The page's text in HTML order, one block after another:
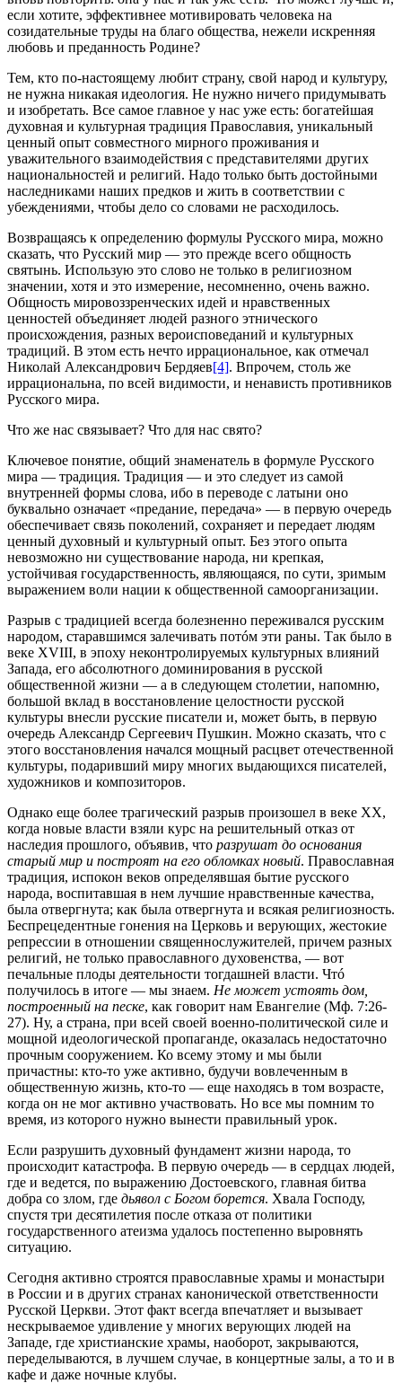
если хотите, эффективнее мотивировать человека на
созидательные труды на благо общества, нежели искренняя
любовь и преданность Родине?
Тем, кто по-настоящему любит страну, свой народ и культуру,
не нужна никакая идеология. Не нужно ничего придумывать
и изобретать. Все самое главное у нас уже есть: богатейшая
духовная и культурная традиция Православия, уникальный
ценный опыт совместного мирного проживания и
уважительного взаимодействия с представителями других
национальностей и религий. Надо только быть достойными
наследниками наших предков и жить в соответствии с
убеждениями, чтобы дело со словами не расходилось.
Возвращаясь к определению формулы Русского мира, можно
сказать, что Русский мир — это прежде всего общность
святынь. Использую это слово не только в религиозном
значении, хотя и это измерение, несомненно, очень важно.
Общность мировоззренческих идей и нравственных
ценностей объединяет людей разного этнического
происхождения, разных вероисповеданий и культурных
традиций. В этом есть нечто иррациональное, как отмечал
Николай Александрович Бердяев[4]. Впрочем, столь же
иррациональна, по всей видимости, и ненависть противников
Русского мира.
Что же нас связывает? Что для нас свято?
Ключевое понятие, общий знаменатель в формуле Русского
мира — традиция. Традиция — и это следует из самой
внутренней формы слова, ибо в переводе с латыни оно
буквально означает «предание, передача» — в первую очередь
обеспечивает связь поколений, сохраняет и передает людям
ценный духовный и культурный опыт. Без этого опыта
невозможно ни существование народа, ни крепкая,
устойчивая государственность, являющаяся, по сути, зримым
выражением воли нации к общественной самоорганизации.
Разрыв с традицией всегда болезненно переживался русским
народом, старавшимся залечивать потóм эти раны. Так было в
веке XVIII, в эпоху неконтролируемых культурных влияний
Запада, его абсолютного доминирования в русской
общественной жизни — а в следующем столетии, напомню,
большой вклад в восстановление целостности русской
культуры внесли русские писатели и, может быть, в первую
очередь Александр Сергеевич Пушкин. Можно сказать, что с
этого восстановления начался мощный расцвет отечественной
культуры, подаривший миру многих выдающихся писателей,
художников и композиторов.
Однако еще более трагический разрыв произошел в веке XX,
когда новые власти взяли курс на решительный отказ от
наследия прошлого, объявив, что разрушат до основания
старый мир и построят на его обломках новый. Православная
традиция, испокон веков определявшая бытие русского
народа, воспитавшая в нем лучшие нравственные качества,
была отвергнута; как была отвергнута и всякая религиозность.
Беспрецедентные гонения на Церковь и верующих, жестокие
репрессии в отношении священнослужителей, причем разных
религий, не только православного духовенства, — вот
печальные плоды деятельности тогдашней власти. Чтó
получилось в итоге — мы знаем. Не может устоять дом,
построенный на песке, как говорит нам Евангелие (Мф. 7:26-
27). Ну, а страна, при всей своей военно-политической силе и
мощной идеологической пропаганде, оказалась недостаточно
прочным сооружением. Ко всему этому и мы были
причастны: кто-то уже активно, будучи вовлеченным в
общественную жизнь, кто-то — еще находясь в том возрасте,
когда он не мог активно участвовать. Но все мы помним то
время, из которого нужно вынести правильный урок.
Если разрушить духовный фундамент жизни народа, то
происходит катастрофа. В первую очередь — в сердцах людей,
где и ведется, по выражению Достоевского, главная битва
добра со злом, где дьявол с Богом борется. Хвала Господу,
спустя три десятилетия после отказа от политики
государственного атеизма удалось постепенно выровнять
ситуацию.
Сегодня активно строятся православные храмы и монастыри
в России и в других странах канонической ответственности
Русской Церкви. Этот факт всегда впечатляет и вызывает
нескрываемое удивление у многих верующих людей на
Западе, где христианские храмы, наоборот, закрываются,
переделываются, в лучшем случае, в концертные залы, а то и в
кафе и даже ночные клубы.